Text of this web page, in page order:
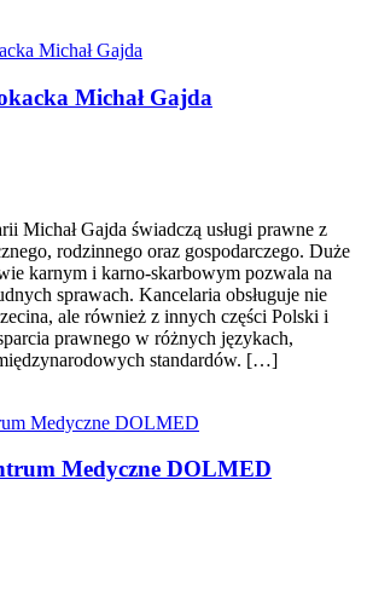
Michał Gajda
Michał Gajda świadczą usługi prawne z
rodzinnego oraz gospodarczego. Duże
karnym i karno-skarbowym pozwala na
sprawach. Kancelaria obsługuje nie
ale również z innych części Polski i
prawnego w różnych językach,
standardów. […]
Medyczne DOLMED